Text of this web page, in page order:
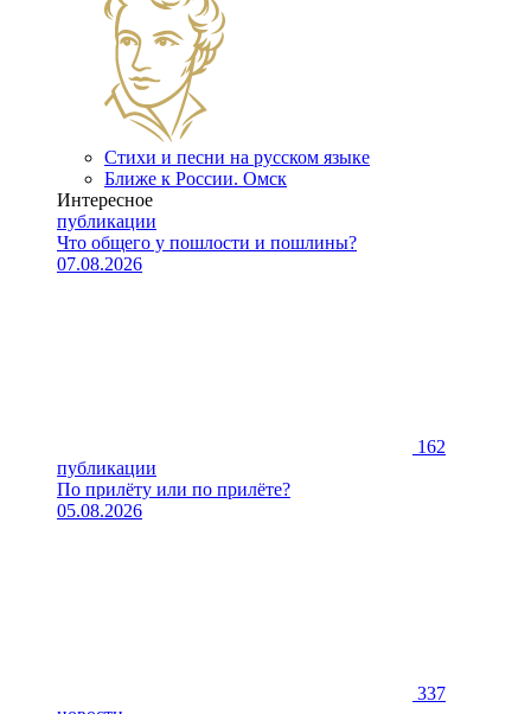
Стихи и песни на русском языке
Ближе к России. Омск
Интересное
публикации
Что общего у пошлости и пошлины?
07.08.2026
162
публикации
По прилёту или по прилёте?
05.08.2026
337